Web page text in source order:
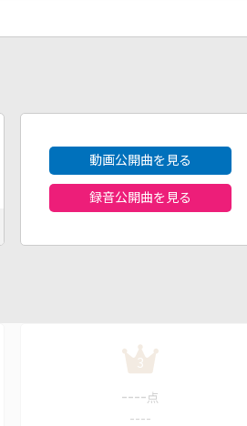
動画公開曲を見る
録音公開曲を見る
3
---- 点
----